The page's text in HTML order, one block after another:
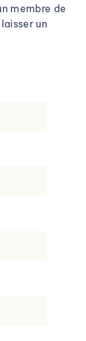
membre de
un